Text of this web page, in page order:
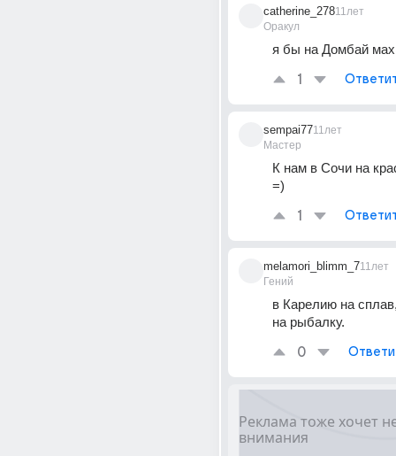
catherine_278
Оракул
11лет
я бы на Домбай
1
sempai77
Мастер
11лет
К нам в Сочи на
=)
1
melamori_blimm_7
Гений
11лет
в Карелию на
на рыбалку.
0